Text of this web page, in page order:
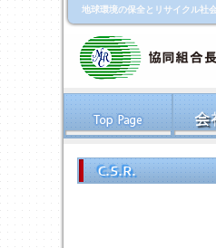
地球環境の保全とリサイクル社